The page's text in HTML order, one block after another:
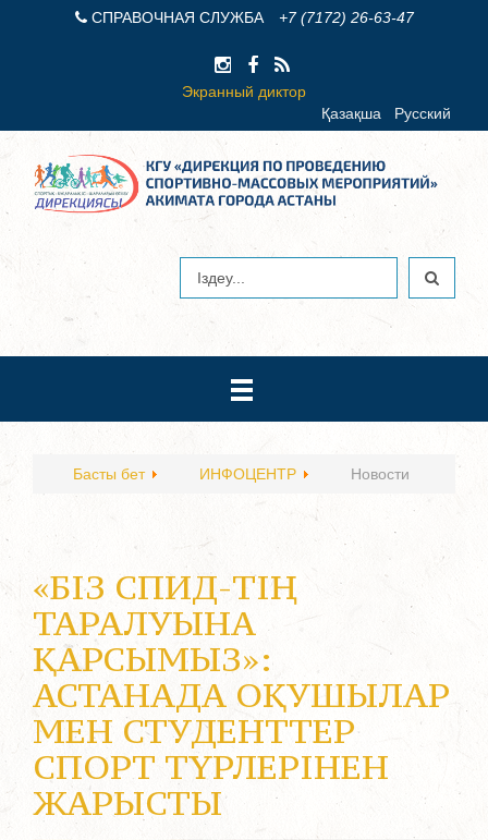
СПРАВОЧНАЯ СЛУЖБА +7 (7172) 26-63-47
Экранный диктор
Қазақша
Русский
Басты бет ИНФОЦЕНТР Новости
«БІЗ СПИД-ТІҢ
ТАРАЛУЫНА
ҚАРСЫМЫЗ»:
АСТАНАДА ОҚУШЫЛАР
МЕН СТУДЕНТТЕР
СПОРТ ТҮРЛЕРІНЕН
ЖАРЫСТЫ